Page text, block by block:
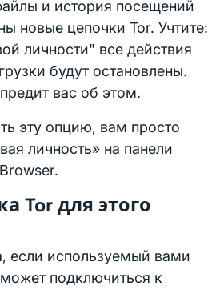
и история посещений
новые цепочки Tor. Учтите:
личности" все действия
будут остановлены.
вас об этом.
эту опцию, вам просто
личность» на панели
Tor для этого
если используемый вами
подключиться к